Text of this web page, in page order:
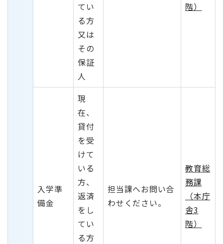
てい
る方
又は
その
保証
人
階）
入学準
備金
現
在、
貸付
を受
けて
いる
方、
返済
をし
てい
る方
担当課へお問い合
わせください。
教育総
務課
（本庁
舎3
階）